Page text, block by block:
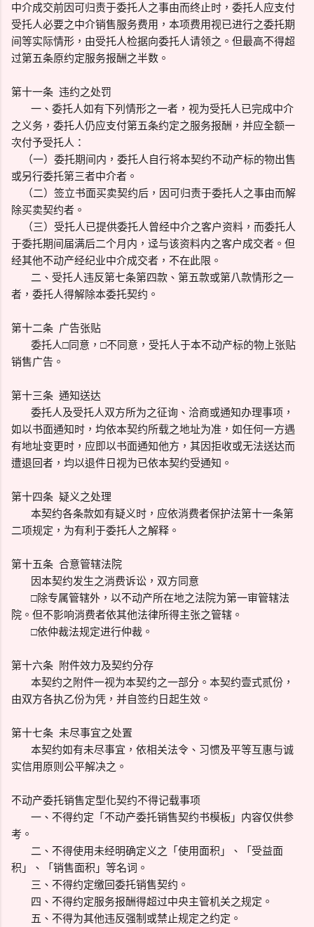
中介成交前因可归责于委托人之事由而终止时，委托人应支付
受托人必要之中介销售服务费用，本项费用视已进行之委托期
间等实际情形，由受托人检据向委托人请领之。但最高不得超
过第五条原约定服务报酬之半数。
第十一条 违约之处罚
一、委托人如有下列情形之一者，视为受托人已完成中介
之义务，委托人仍应支付第五条约定之服务报酬，并应全额一
次付予受托人：
（一）委托期间内，委托人自行将本契约不动产标的物出售
或另行委托第三者中介者。
（二）签立书面买卖契约后，因可归责于委托人之事由而解
除买卖契约者。
（三）受托人已提供委托人曾经中介之客户资料，而委托人
于委托期间届满后二个月内，迳与该资料内之客户成交者。但
经其他不动产经纪业中介成交者，不在此限。
二、受托人违反第七条第四款、第五款或第八款情形之一
者，委托人得解除本委托契约。
第十二条 广告张贴
委托人□同意，□不同意，受托人于本不动产标的物上张贴
销售广告。
第十三条 通知送达
委托人及受托人双方所为之征询、洽商或通知办理事项，
如以书面通知时，均依本契约所载之地址为准，如任何一方遇
有地址变更时，应即以书面通知他方，其因拒收或无法送达而
遭退回者，均以退件日视为已依本契约受通知。
第十四条 疑义之处理
本契约各条款如有疑义时，应依消费者保护法第十一条第
二项规定，为有利于委托人之解释。
第十五条 合意管辖法院
因本契约发生之消费诉讼，双方同意
□除专属管辖外，以不动产所在地之法院为第一审管辖法
院。但不影响消费者依其他法律所得主张之管辖。
□依仲裁法规定进行仲裁。
第十六条 附件效力及契约分存
本契约之附件一视为本契约之一部分。本契约壹式贰份，
由双方各执乙份为凭，并自签约日起生效。
第十七条 未尽事宜之处置
本契约如有未尽事宜，依相关法令、习惯及平等互惠与诚
实信用原则公平解决之。
不动产委托销售定型化契约不得记载事项
一、不得约定「不动产委托销售契约书模板」内容仅供参
考。
二、不得使用未经明确定义之「使用面积」、「受益面
积」、「销售面积」等名词。
三、不得约定缴回委托销售契约。
四、不得约定服务报酬得超过中央主管机关之规定。
五、不得为其他违反强制或禁止规定之约定。